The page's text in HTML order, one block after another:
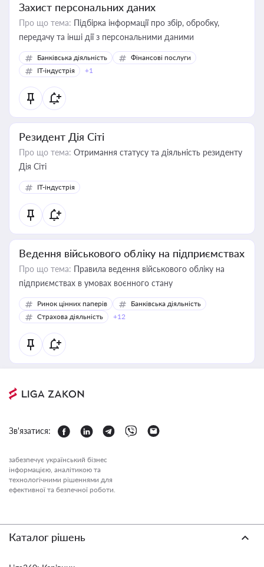
Захист персональних даних
Про що тема: Підбірка інформації про збір, обробку,
передачу та інші дії з персональними даними
Банківська діяльність
Фінансові послуги
IT-індустрія
+1
Резидент Дія Сіті
Про що тема: Отримання статусу та діяльність резиденту
Дія Сіті
IT-індустрія
Ведення військового обліку на підприємствах
Про що тема: Правила ведення військового обліку на
підприємствах в умовах воєнного стану
Ринок цінних паперів
Банківська діяльність
Страхова діяльність
+12
Зв'язатися:
забезпечує український бізнес
інформацією, аналітикою та
технологічними рішеннями для
ефективної та безпечної роботи.
Каталог рішень